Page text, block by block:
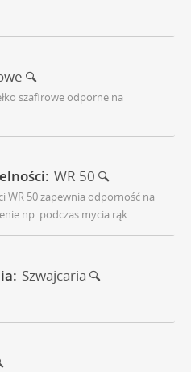
szafirowe odporne na
WR 50
WR 50 zapewnia odporność na
np. podczas mycia rąk.
Szwajcaria